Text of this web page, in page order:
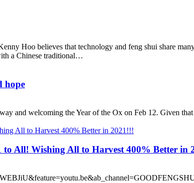
Hoo believes that technology and feng shui share
a Chinese traditional…
hope
and welcoming the Year of the Ox on Feb 12. Given
to All! Wishing All to Harvest 400% Better in